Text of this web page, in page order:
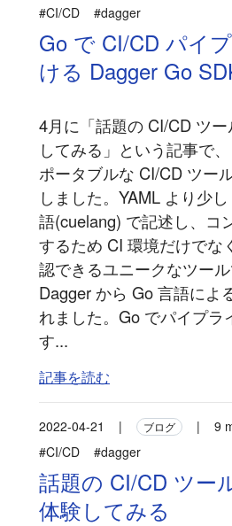
#CI/CD
#dagger
Go で CI/CD パイ
ける Dagger Go
4月に「話題の CI/CD ツ
してみる」という記事で
ポータブルな CI/CD ツー
しました。YAML より少
語(cuelang) で記述し、コ
するため CI 環境だけでな
認できるユニークなツール
Dagger から Go 言語によ
れました。Go でパイプラ
す...
記事を読む
2022-04-21 | ブログ |
9
#CI/CD
#dagger
話題の CI/CD ツー
体験してみる